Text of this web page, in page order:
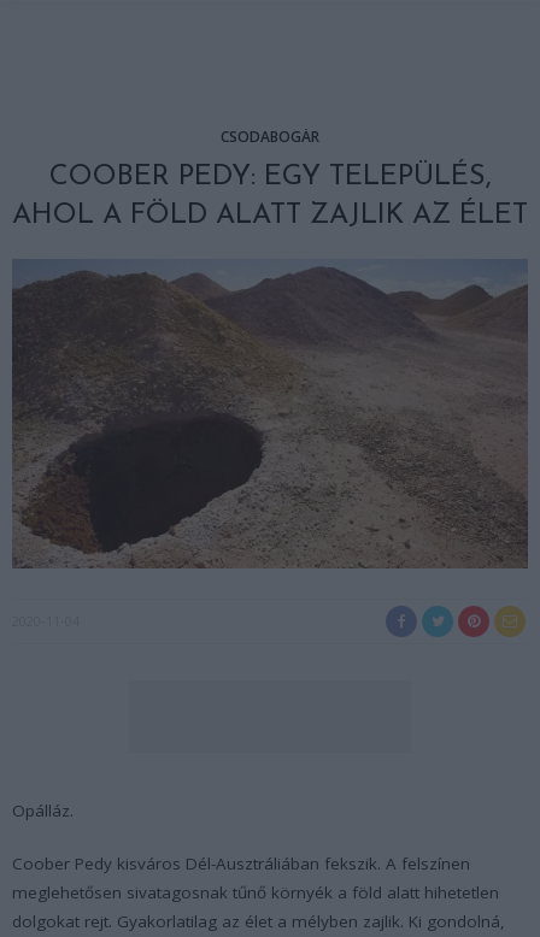
CSODABOGÁR
COOBER PEDY: EGY TELEPÜLÉS,
AHOL A FÖLD ALATT ZAJLIK AZ ÉLET
Opálláz.
Coober Pedy kisváros Dél-Ausztráliában fekszik. A felszínen
meglehetősen sivatagosnak tűnő környék a föld alatt hihetetlen
dolgokat rejt. Gyakorlatilag az élet a mélyben zajlik. Ki gondolná,